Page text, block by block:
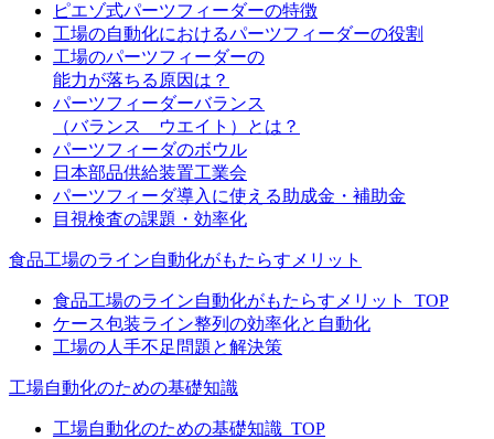
ピエゾ式パーツフィーダーの特徴
工場の自動化におけるパーツフィーダーの役割
工場のパーツフィーダーの
能力が落ちる原因は？
パーツフィーダーバランス
（バランス ウエイト）とは？
パーツフィーダのボウル
日本部品供給装置工業会
パーツフィーダ導入に使える助成金・補助金
目視検査の課題・効率化
食品工場のライン自動化がもたらすメリット
食品工場のライン自動化がもたらすメリット_TOP
ケース包装ライン整列の効率化と自動化
工場の人手不足問題と解決策
工場自動化のための基礎知識
工場自動化のための基礎知識_TOP